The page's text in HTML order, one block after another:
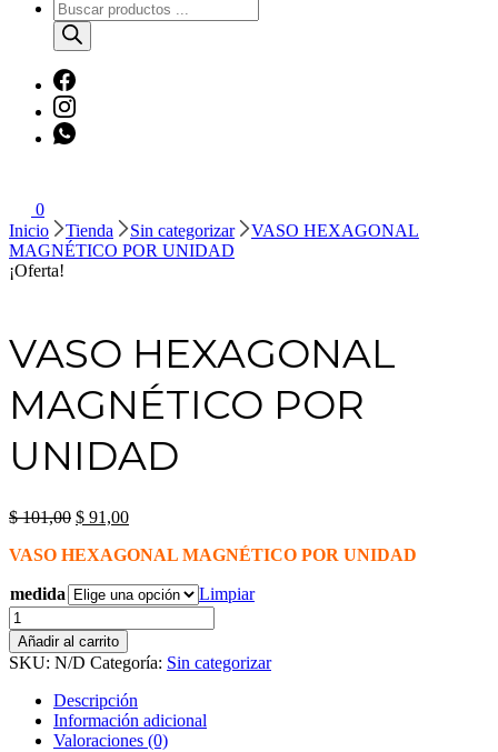
Búsqueda
de
productos
0
Inicio
Tienda Sin categorizar
VASO HEXAGONAL
MAGNÉTICO POR UNIDAD
¡Oferta!
VASO HEXAGONAL
MAGNÉTICO POR
UNIDAD
$101,00 El
original
$ 101,00.
$ 91,00El
actual
$ 91,00.
VASO HEXAGONAL MAGNÉTICO POR UNIDAD
medida
Limpiar
VASO
HEXAGONAL
MAGNÉTICO
POR
UNIDAD
cantidad
Añadir al carrito
SKU: N/D Categoría: Sin categorizar
Descripción
Información adicional
Valoraciones (0)